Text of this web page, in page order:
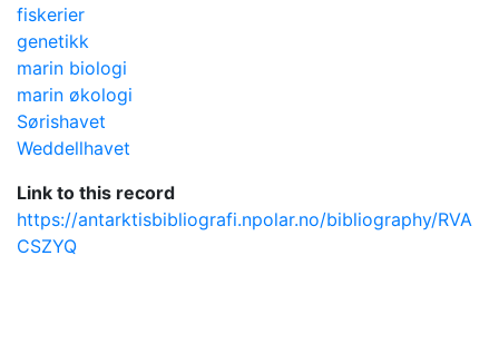
fiskerier
genetikk
marin biologi
marin økologi
Sørishavet
Weddellhavet
Link to this record
https://antarktisbibliografi.npolar.no/bibliography/RVA
CSZYQ